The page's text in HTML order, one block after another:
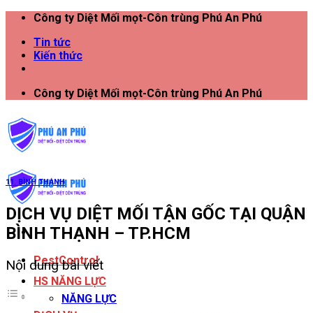
Công ty Diệt Mối mọt-Côn trùng Phú An Phú
Tin tức
Kiến thức
Công ty Diệt Mối mọt-Côn trùng Phú An Phú
PestControl
HS NĂNG LỰC
NĂNG LỰC
11. BÌNH THẠNH
DỊCH VỤ DIỆT MỐI TẬN GỐC TẠI QUẬN
BÌNH THẠNH – TP.HCM
Nội dung bài viết